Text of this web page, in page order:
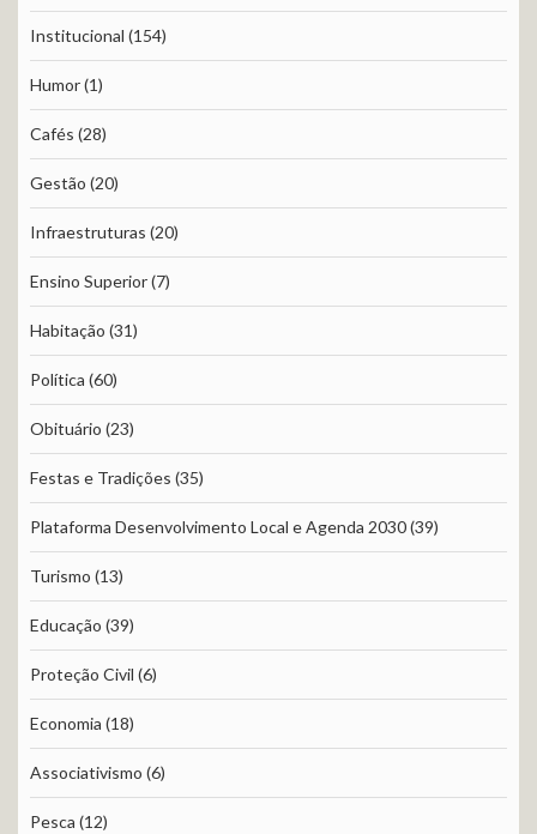
Institucional (154)
Humor(1)
Cafés (28)
Gestão (20)
Infraestruturas (20)
Ensino Superior(7)
Habitação (31)
Política (60)
Obituário (23)
Festas e Tradições (35)
Plataforma Desenvolvimento Local e Agenda 2030(39)
Turismo (13)
Educação (39)
Proteção Civil (6)
Economia (18)
Associativismo (6)
Pesca (12)